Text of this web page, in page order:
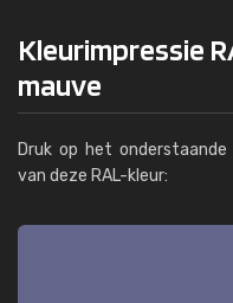
Kleurimpressie
mauve
Druk op het
van deze RAL-kleur: